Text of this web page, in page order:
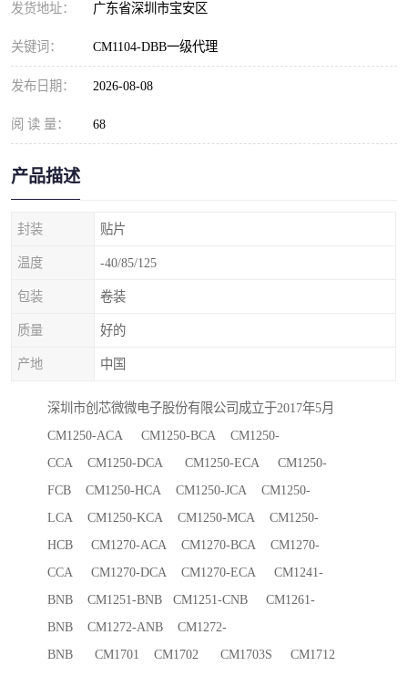
发货地址： 广东省深圳市宝安区
关键词： CM1104-DBB一级代理
发布日期： 2026-08-08
阅 读 量： 68
产品描述
封装 贴片
温度 -40/85/125
包装 卷装
质量 好的
产地 中国
深圳市创芯微微电子股份有限公司成立于2017年5月
CM1250-ACA CM1250-BCA CM1250-
CCA CM1250-DCA CM1250-ECA CM1250-
FCB CM1250-HCA CM1250-JCA CM1250-
LCA CM1250-KCA CM1250-MCA CM1250-
HCB CM1270-ACA CM1270-BCA CM1270-
CCA CM1270-DCA CM1270-ECA CM1241-
BNB CM1251-BNB CM1251-CNB CM1261-
BNB CM1272-ANB CM1272-
BNB CM1701 CM1702 CM1703S CM1712